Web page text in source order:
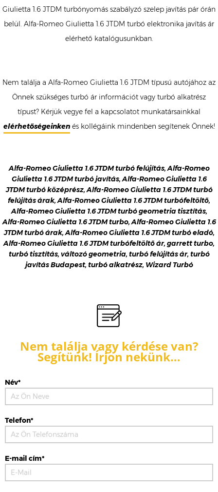
Giulietta 1.6 JTDM turbónyomás szabályzó szelep javítás pár órán
belül. Alfa-Romeo Giulietta 1.6 JTDM turbó elektronika javítás ár
elérhető katalógusunkban.
Nem találja a Alfa-Romeo Giulietta 1.6 JTDM típusú autójához az
Önnek szükséges turbó ár információt vagy turbó alkatrész
típust? Kérjük vegye fel a kapcsolatot munkatársainkkal
elérhetőségeinkenés kollégáink mindenben segítenek Önnek!
Alfa-Romeo Giulietta 1.6 JTDM turbó felújítás, Alfa-Romeo
Giulietta 1.6 JTDM turbó javítás, Alfa-Romeo Giulietta 1.6
JTDM turbó középrész, Alfa-Romeo Giulietta 1.6 JTDM turbó
felújítás árak, Alfa-Romeo Giulietta 1.6 JTDM turbófeltöltő,
Alfa-Romeo Giulietta 1.6 JTDM turbó geometria tisztítás,
Alfa-Romeo Giulietta 1.6 JTDM turbo, Alfa-Romeo Giulietta 1.6
JTDM turbó árak, Alfa-Romeo Giulietta 1.6 JTDM turbó eladó,
Alfa-Romeo Giulietta 1.6 JTDM turbófeltöltő ár, garrett turbo,
turbó tisztítás, változó geometria, turbó felújítás ár, turbó
javítás Budapest, turbó alkatrész, Wizard Turbó
Nem találja vagy kérdése van?
Segítünk! Írjon nekünk…
Név*
Telefon*
E-mail cím*